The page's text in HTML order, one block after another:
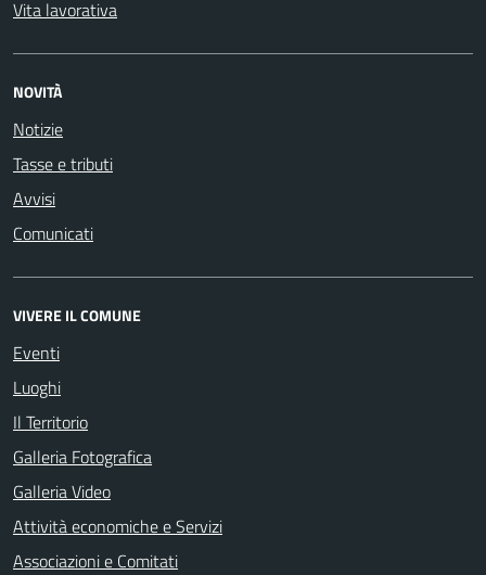
Vita lavorativa
NOVITÀ
Notizie
Tasse e tributi
Avvisi
Comunicati
VIVERE IL COMUNE
Eventi
Luoghi
Il Territorio
Galleria Fotografica
Galleria Video
Attività economiche e Servizi
Associazioni e Comitati